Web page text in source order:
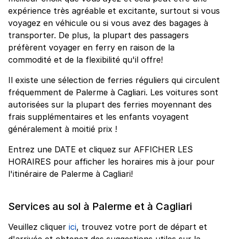
expérience très agréable et excitante, surtout si vous
voyagez en véhicule ou si vous avez des bagages à
transporter. De plus, la plupart des passagers
préfèrent voyager en ferry en raison de la
commodité et de la flexibilité qu'il offre!
Il existe une sélection de ferries réguliers qui circulent
fréquemment de Palerme à Cagliari. Les voitures sont
autorisées sur la plupart des ferries moyennant des
frais supplémentaires et les enfants voyagent
généralement à moitié prix !
Entrez une DATE et cliquez sur AFFICHER LES
HORAIRES pour afficher les horaires mis à jour pour
l'itinéraire de Palerme à Cagliari!
Services au sol à Palerme et à Cagliari
Veuillez cliquer ici, trouvez votre port de départ et